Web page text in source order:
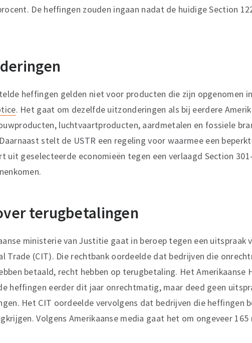
De heffingen zouden ingaan nadat de huidige Section
heffingen gelden niet voor producten die zijn opgenomen
. Het gaat om dezelfde uitzonderingen als bij eerdere
luchtvaartproducten, aardmetalen en fossiele
stelt de USTR een regeling voor waarmee een
uit geselecteerde economieën tegen een verlaagd Section
terugbetalingen
ministerie van Justitie gaat in beroep tegen een uitspraak
Trade (CIT). Die rechtbank oordeelde dat bedrijven die
betaald, recht hebben op terugbetaling. Het Amerikaanse
heffingen eerder dit jaar onrechtmatig, maar deed geen
Het CIT oordeelde vervolgens dat bedrijven die heffingen
Volgens Amerikaanse media gaat het om ongeveer